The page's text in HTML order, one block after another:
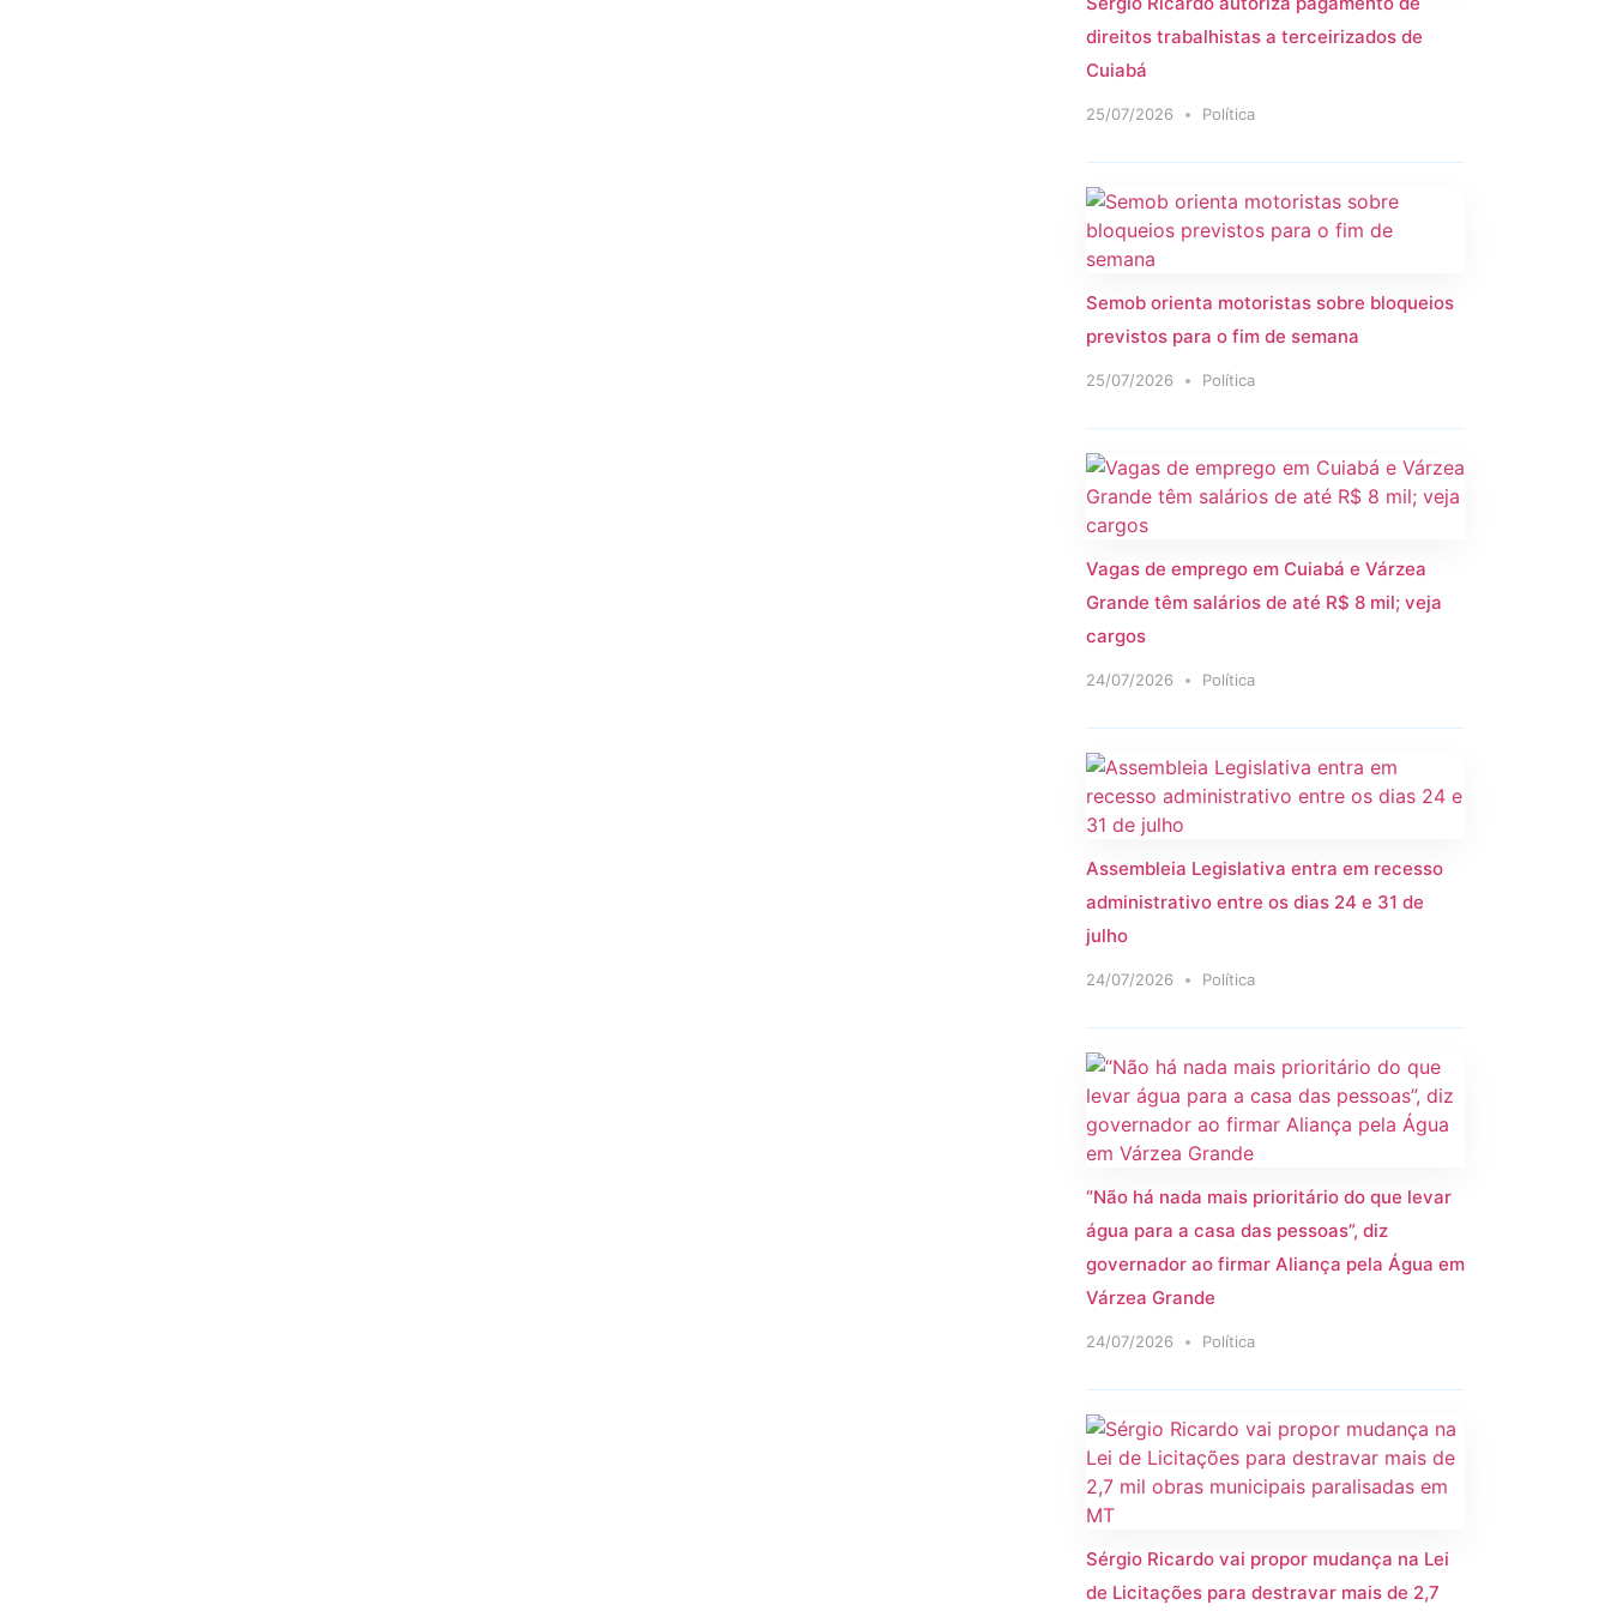
direitos trabalhistas a terceirizados de
Cuiabá
25/07/2026 Política
Semob orienta motoristas sobre bloqueios
previstos para o fim de semana
25/07/2026 Política
Vagas de emprego em Cuiabá e Várzea
Grande têm salários de até R$ 8 mil; veja
cargos
24/07/2026 Política
Assembleia Legislativa entra em recesso
administrativo entre os dias 24 e 31 de
julho
24/07/2026 Política
“Não há nada mais prioritário do que levar
água para a casa das pessoas”, diz
governador ao firmar Aliança pela Água em
Várzea Grande
24/07/2026 Política
Sérgio Ricardo vai propor mudança na Lei
de Licitações para destravar mais de 2,7